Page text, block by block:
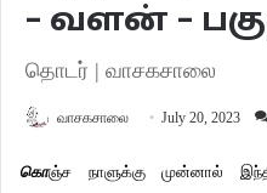
– வளன் –
தொடர் | வாசகசாலை
வாசகசாலை July 20, 2023
கொஞ்ச நாளுக்கு முன்னால்